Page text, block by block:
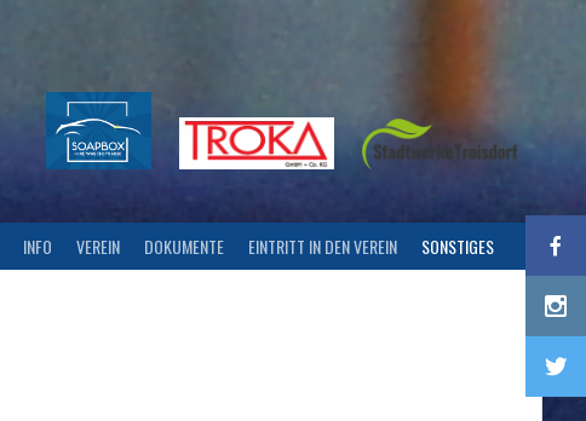
INFO VEREIN DOKUMENTE EINTRITT IN DEN VEREIN SONSTIGES